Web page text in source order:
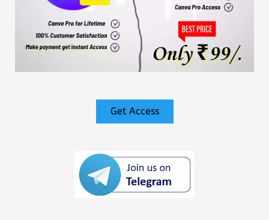
Get Access